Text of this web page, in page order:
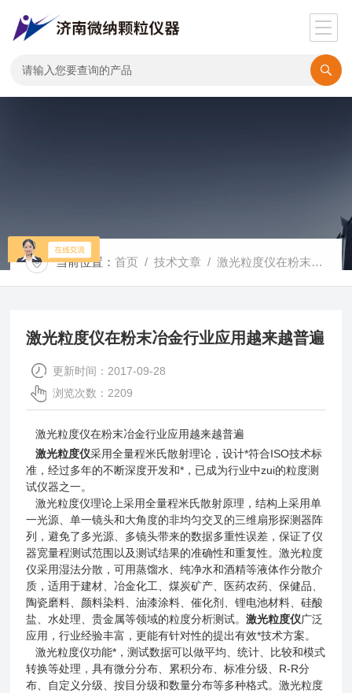
当前位置：首页 /技术文章 / 激光粒度仪在粉末冶金行业应用越来越普遍
激光粒度仪在粉末冶金行业应用越来越普遍
更新时间：2017-09-28
浏览次数：2209
激光粒度仪在粉末冶金行业应用越来越普遍
激光粒度仪采用全量程米氏散射理论，设计*符合ISO技术标
准，经过多年的不断深度开发和*，已成为行业中zui的粒度测
试仪器之一。
激光粒度仪理论上采用全量程米氏散射原理，结构上采用单
一光源、单一镜头和大角度的非均匀交叉的三维扇形探测器阵
列，避免了多光源、多镜头带来的数据多重性误差，保证了仪
器宽量程测试范围以及测试结果的准确性和重复性。激光粒度
仪采用湿法分散，可用蒸馏水、纯净水和酒精等液体作分散介
质，适用于建材、冶金化工、煤炭矿产、医药农药、保健品、
陶瓷磨料、颜料染料、油漆涂料、催化剂、锂电池材料、硅酸
盐、水处理、贵金属等领域的粒度分析测试。激光粒度仪广泛
应用，行业经验丰富，更能有针对性的提出有效*技术方案。
激光粒度仪功能*，测试数据可以做平均、统计、比较和模式
转换等处理，具有微分分布、累积分布、标准分级、R-R分
布、自定义分级、按目分级和数量分布等多种格式。激光粒度